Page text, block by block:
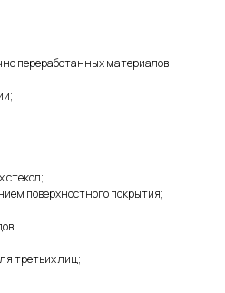
переработанных материалов
стекол;
поверхностного покрытия;
третьих лиц;